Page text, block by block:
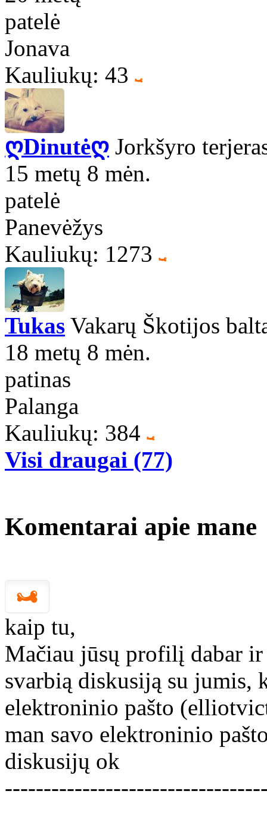
patelė
Jonava
Kauliukų: 43
ღDinutėღ Jorkšyro
15 metų 8 mėn.
patelė
Panevėžys
Kauliukų: 1273
Tukas Vakarų Škotijos
18 metų 8 mėn.
patinas
Palanga
Kauliukų: 384
Visi draugai (77)
Komentarai apie mane
kaip tu,
Mačiau jūsų profilį dabar
svarbią diskusiją su jumis,
elektroninio pašto
man savo elektroninio
diskusijų ok